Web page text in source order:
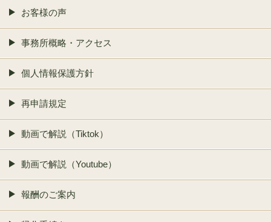
お客様の声
事務所概略・アクセス
個人情報保護方針
再申請規定
動画で解説（Tiktok）
動画で解説（Youtube）
報酬のご案内